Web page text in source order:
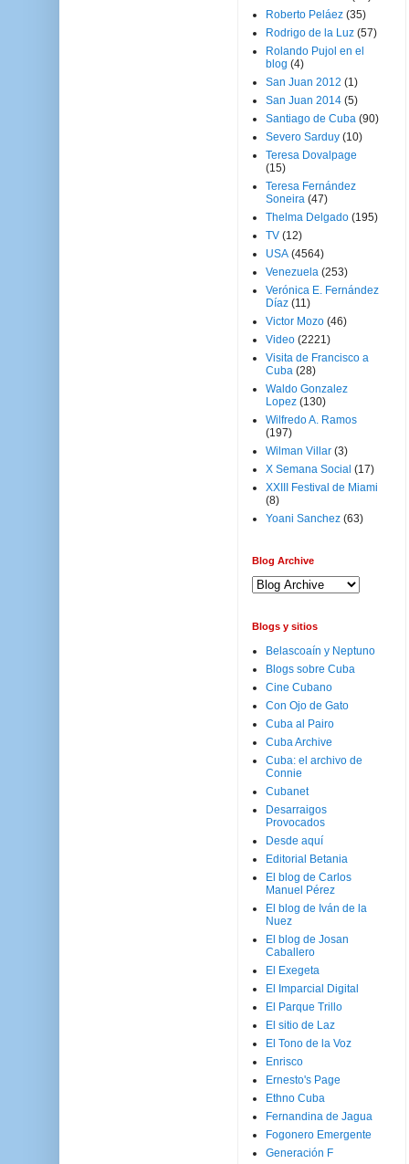
Roberto Peláez (35)
Rodrigo de la Luz (57)
Rolando Pujol en el
blog (4)
San Juan 2012 (1)
San Juan 2014 (5)
Santiago de Cuba (90)
Severo Sarduy (10)
Teresa Dovalpage
(15)
Teresa Fernández
Soneira (47)
Thelma Delgado (195)
TV (12)
USA (4564)
Venezuela (253)
Verónica E. Fernández
Díaz (11)
Victor Mozo (46)
Video (2221)
Visita de Francisco a
Cuba (28)
Waldo Gonzalez
Lopez (130)
Wilfredo A. Ramos
(197)
Wilman Villar (3)
X Semana Social (17)
XXIII Festival de Miami
(8)
Yoani Sanchez (63)
Blog Archive
Blogs y sitios
Belascoaín y Neptuno
Blogs sobre Cuba
Cine Cubano
Con Ojo de Gato
Cuba al Pairo
Cuba Archive
Cuba: el archivo de
Connie
Cubanet
Desarraigos
Provocados
Desde aquí
Editorial Betania
El blog de Carlos
Manuel Pérez
El blog de Iván de la
Nuez
El blog de Josan
Caballero
El Exegeta
El Imparcial Digital
El Parque Trillo
El sitio de Laz
El Tono de la Voz
Enrisco
Ernesto's Page
Ethno Cuba
Fernandina de Jagua
Fogonero Emergente
Generación F